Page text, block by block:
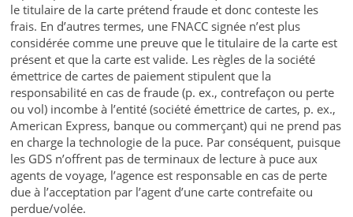
le titulaire de la carte prétend fraude et donc conteste les
frais. En d’autres termes, une FNACC signée n’est plus
considérée comme une preuve que le titulaire de la carte est
présent et que la carte est valide. Les règles de la société
émettrice de cartes de paiement stipulent que la
responsabilité en cas de fraude (p. ex., contrefaçon ou perte
ou vol) incombe à l’entité (société émettrice de cartes, p. ex.,
American Express, banque ou commerçant) qui ne prend pas
en charge la technologie de la puce. Par conséquent, puisque
les GDS n’offrent pas de terminaux de lecture à puce aux
agents de voyage, l’agence est responsable en cas de perte
due à l’acceptation par l’agent d’une carte contrefaite ou
perdue/volée.